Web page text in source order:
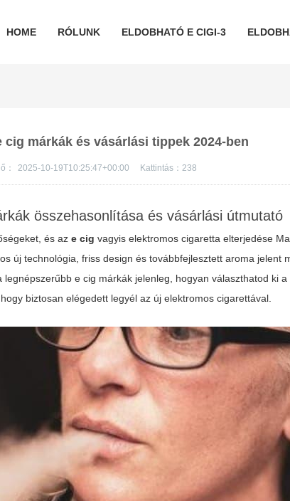
HOME RÓLUNK ELDOBHATÓ E CIGI-3
márkák és vásárlási tippek 2024-ben
： 2025-10-19T10:25:47+00:00 Kattintás：238
összehasonlítása és vásárlási útmutató
és aze cig vagyis elektromos cigaretta elterjedése
új technológia, friss design és továbbfejlesztett aroma jelent
legnépszerűbbe cig márkák jelenleg, hogyan választhatod ki
biztosan elégedett legyél az új elektromos cigarettával.